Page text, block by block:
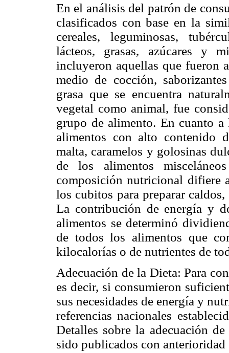
En el análisis del patrón de
clasificados con base en la
cereales, leguminosas,
lácteos, grasas, azúcares y
incluyeron aquellas que fueron
medio de cocción,
grasa que se encuentra
vegetal como animal, fue
grupo de alimento. En cuanto
alimentos con alto contenido
malta, caramelos y golosinas
de los alimentos
composición nutricional difiere
los cubitos para preparar
La contribución de energía y
alimentos se determinó
de todos los alimentos que
kilocalorías o de nutrientes de
Adecuación de la Dieta: Para
es decir, si consumieron
sus necesidades de energía y
referencias nacionales
Detalles sobre la adecuación
sido publicados con anterioridad